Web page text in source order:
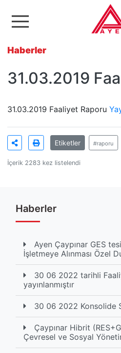
Ayen Enerji
Haberler
31.03.2019
31.03.2019 Faaliyet Raporu
Etiketler #raporu
İçerik 2283 kez listelendi
Haberler
Ayen Çaypınar GES
İşletmeye Alınması Özel
30 06 2022 tarihli
yayınlanmıştır
30 06 2022 Konsolide
Çaypınar Hibrit
Çevresel ve Sosyal